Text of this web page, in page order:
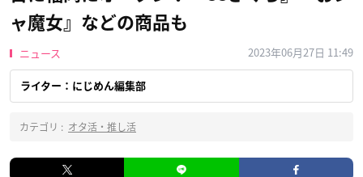
ャ魔女』などの商品も
ニュース 2023年06月27日 11:49
ライター：にじめん編集部
カテゴリ : オタ活・推し活